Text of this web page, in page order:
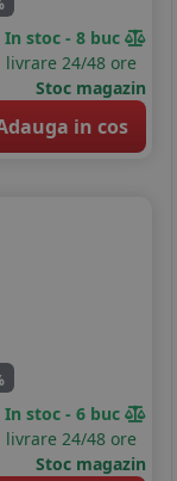
In stoc - 8 buc
livrare 24/48 ore
Stoc magazin
in cos
In stoc - 6 buc
livrare 24/48 ore
Stoc magazin